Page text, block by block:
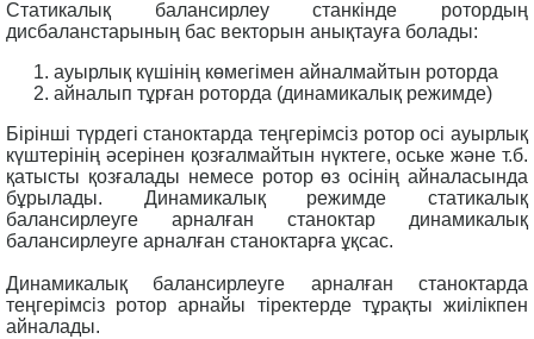
Статикалық балансирлеу станкінде ротордың
дисбаланстарының бас векторын анықтауға болады:
ауырлық күшінің көмегімен айналмайтын роторда
айналып тұрған роторда (динамикалық режимде)
Бірінші түрдегі станоктарда теңгерімсіз ротор осі ауырлық
күштерінің әсерінен қозғалмайтын нүктеге, оське және т.б.
қатысты қозғалады немесе ротор өз осінің айналасында
бұрылады. Динамикалық режимде статикалық
балансирлеуге арналған станоктар динамикалық
балансирлеуге арналған станоктарға ұқсас.
Динамикалық балансирлеуге арналған станоктарда
теңгерімсіз ротор арнайы тіректерде тұрақты жиілікпен
айналады.